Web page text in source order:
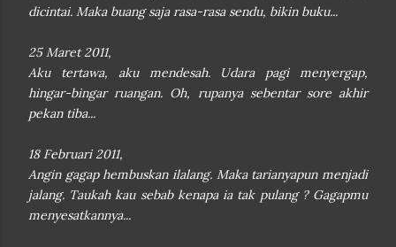
dicintai. Maka buang saja rasa-rasa sendu, bikin buku...
25 Maret 2011,
Aku tertawa, aku mendesah. Udara pagi menyergap,
hingar-bingar ruangan. Oh, rupanya sebentar sore akhir
pekan tiba...
18 Februari 2011,
Angin gagap hembuskan ilalang. Maka tarianyapun menjadi
jalang. Taukah kau sebab kenapa ia tak pulang ? Gagapmu
menyesatkannya...